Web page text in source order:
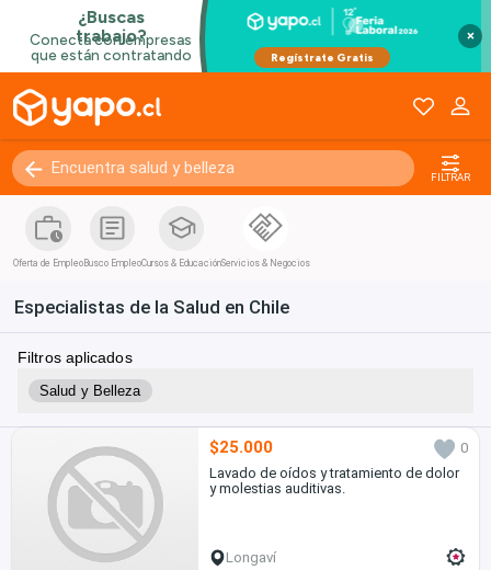
×
FILTRAR
Oferta de Empleo Busco EmpleoCursos & EducaciónServicios & Negocios
Especialistas de la Salud en Chile
Filtros aplicados
Salud y Belleza
$25.000
0
Lavado de oídos y tratamiento de dolor
y molestias auditivas.
Longaví